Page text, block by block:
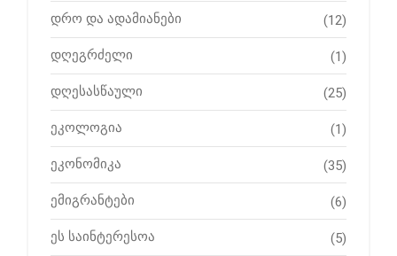
დრო და ადამიანები (12)
დღეგრძელი (1)
დღესასწაული (25)
ეკოლოგია (1)
ეკონომიკა (35)
ემიგრანტები (6)
ეს საინტერესოა (5)